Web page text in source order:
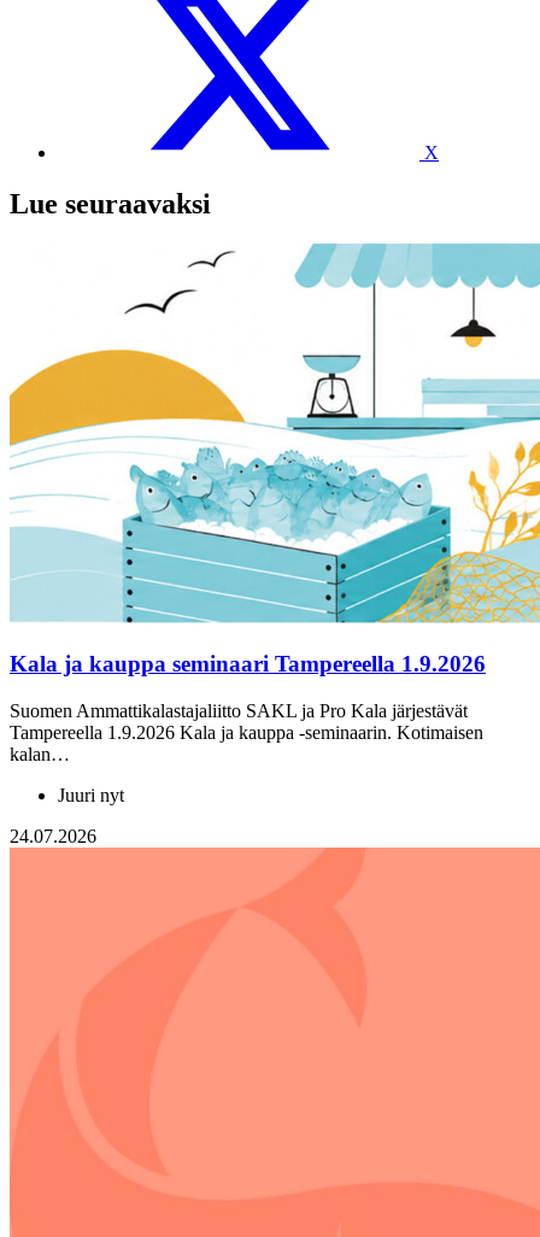
X
Lue seuraavaksi
Kala ja kauppa seminaari Tampereella 1.9.2026
Suomen Ammattikalastajaliitto SAKL ja Pro Kala järjestävät
Tampereella 1.9.2026 Kala ja kauppa -seminaarin. Kotimaisen
kalan…
Juuri nyt
24.07.2026